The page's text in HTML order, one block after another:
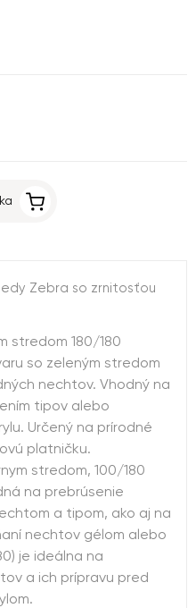
Zebra so zrnitosťou
stredom 180/180
so zeleným stredom
nechtov. Vhodný na
tipov alebo
Určený na prírodné
platničku.
stredom, 100/180
na prebrúsenie
a tipom, ako aj na
nechtov gélom alebo
je ideálna na
a ich prípravu pred